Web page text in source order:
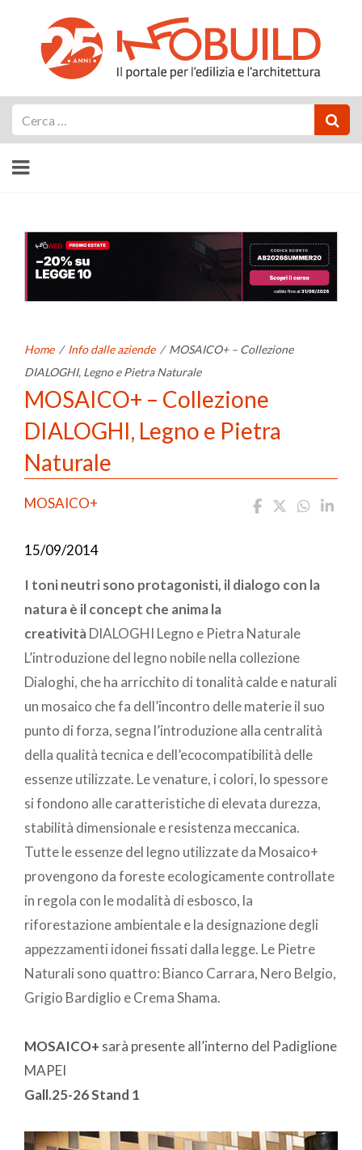
Home / Info dalle aziende / MOSAICO+ – Collezione
DIALOGHI, Legno e Pietra Naturale
MOSAICO+ – Collezione
DIALOGHI, Legno e Pietra
Naturale
MOSAICO+
15/09/2014
I toni neutri sono protagonisti, il dialogo con la
natura è il concept che anima la
creativitàDIALOGHI Legno e Pietra Naturale
L’introduzione del legno nobile nella collezione
Dialoghi, che ha arricchito di tonalità calde e naturali
un mosaico che fa dell’incontro delle materie il suo
punto di forza, segna l’introduzione alla centralità
della qualità tecnica e dell’ecocompatibilità delle
essenze utilizzate. Le venature, i colori, lo spessore
si fondono alle caratteristiche di elevata durezza,
stabilità dimensionale e resistenza meccanica.
Tutte le essenze del legno utilizzate da Mosaico+
provengono da foreste ecologicamente controllate
in regola con le modalità di esbosco, la
riforestazione ambientale e la designazione degli
appezzamenti idonei fissati dalla legge. Le Pietre
Naturali sono quattro: Bianco Carrara, Nero Belgio,
Grigio Bardiglio e Crema Shama.
MOSAICO+ sarà presente all’interno del Padiglione
MAPEI
Gall.25-26 Stand 1